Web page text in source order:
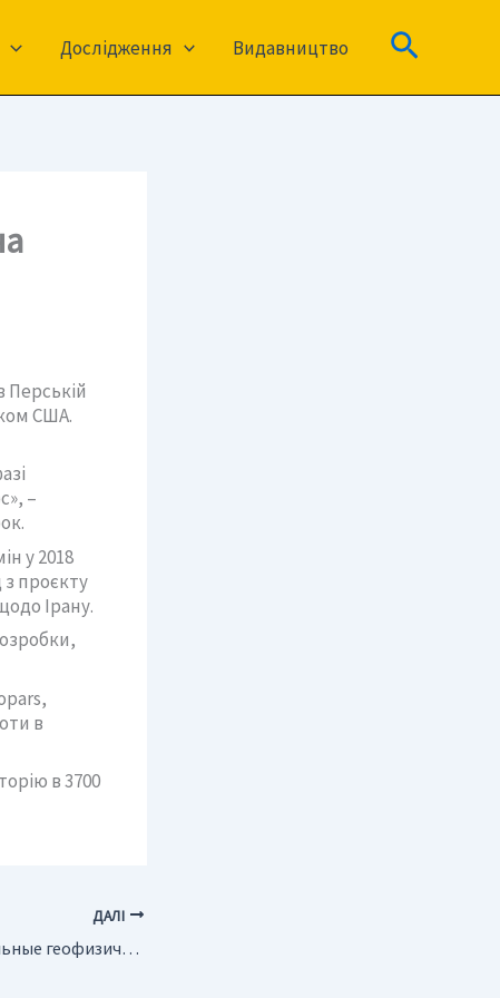
Дослідження Видавництво Пошук
Перській
США.
–
у 2018
проєкту
Ірану.
в
в 3700
ДАЛІ
Проведены уникальные геофизические работы на Северо-Тамбейском газоконденсатном месторождении